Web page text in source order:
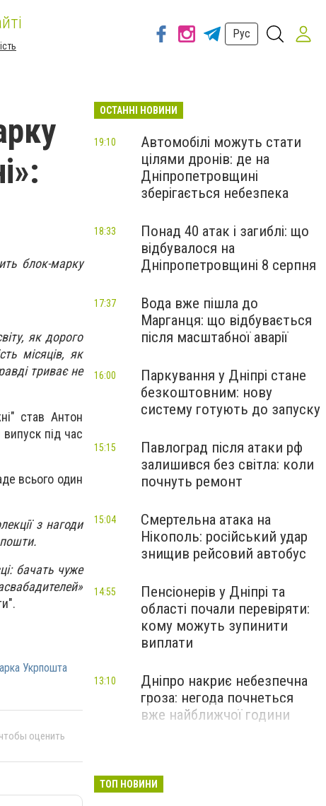
Рус
блок-марку
як дорого
місяців, як
триває не
став Антон
під час
всього один
з нагоди
бачать чуже
Укрпошта
оценить
ОСТАННІ НОВИНИ
Автомобілі можуть стати
цілями дронів: де на
Дніпропетровщині
зберігається небезпека
19:10
Понад 40 атак і загиблі: що
відбувалося на
Дніпропетровщині 8 серпня
18:33
Вода вже пішла до
Марганця: що відбувається
після масштабної аварії
17:37
Паркування у Дніпрі стане
безкоштовним: нову
систему готують до запуску
16:00
Павлоград після атаки рф
залишився без світла: коли
почнуть ремонт
15:15
Смертельна атака на
Нікополь: російський удар
знищив рейсовий автобус
15:04
Пенсіонерів у Дніпрі та
області почали перевіряти:
кому можуть зупинити
виплати
14:55
Дніпро накриє небезпечна
гроза: негода почнеться
вже найближчої години
13:10
ТОП НОВИНИ